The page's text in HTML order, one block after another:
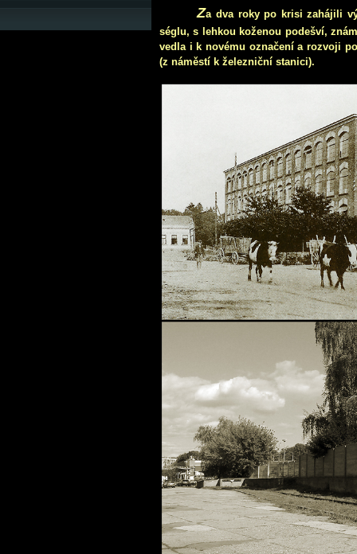
Za dva roky po krisi zahájili
séglu, s lehkou koženou podešví,
vedla i k novému označení a rozvoji
(z náměstí k železniční stanici).